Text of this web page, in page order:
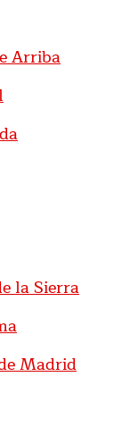
Arriba
la Sierra
Madrid